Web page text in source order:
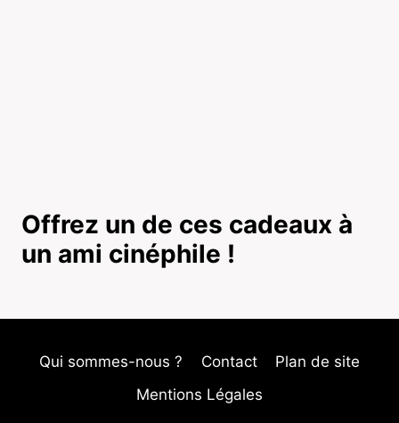
Offrez un de ces cadeaux à
un ami cinéphile !
Qui sommes-nous ? Contact
Plan de site
Mentions Légales